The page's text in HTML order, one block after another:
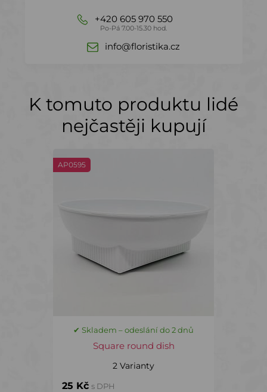
+420 605 970 550
Po-Pá 7.00-15.30 hod.
info@floristika.cz
K tomuto produktu lidé
nejčastěji kupují
AP0595
✔ Skladem – odeslání do 2 dnů
Square round dish
2 Varianty
25 Kč s DPH